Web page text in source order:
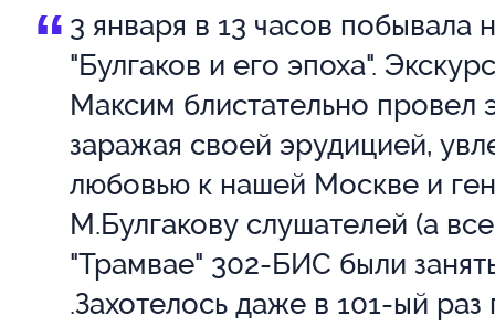
“ 3 января в 13 часов побывала
"Булгаков и его эпоха".
Максим блистательно провел
заражая своей эрудицией,
любовью к нашей Москве и
М.Булгакову слушателей (а
"Трамвае" 302-БИС были
.Захотелось даже в 101-ый раз